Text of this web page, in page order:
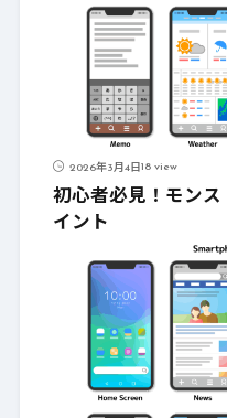
2026年3月4日18 view
初心者必見！モン
イント